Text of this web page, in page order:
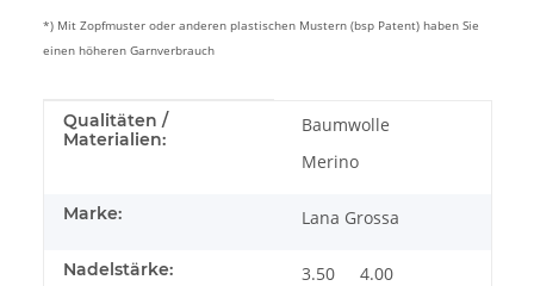
*) Mit Zopfmuster oder anderen plastischen Mustern (bsp Patent) haben Sie
einen höheren Garnverbrauch
Produkteigenschaft
Wert
Qualitäten /
Materialien:
Baumwolle
Merino
Marke: Lana Grossa
Nadelstärke: 3.50 4.00